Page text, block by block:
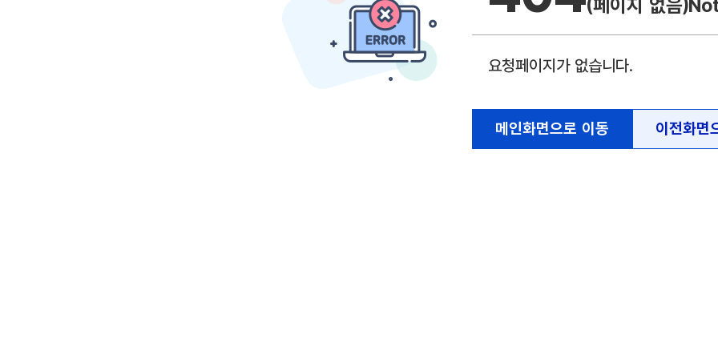
(페이지 없음)
요청페이지가 없습니다.
메인화면으로 이동 이전화면